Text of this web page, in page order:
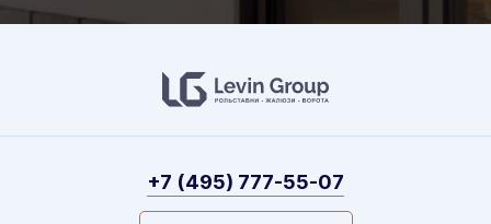
+7 (495) 777-55-07